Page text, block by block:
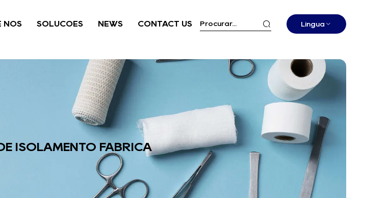
NÓS SOLUÇÕES NEWS CONTACT US Língua
ISOLAMENTO FÁBRICA